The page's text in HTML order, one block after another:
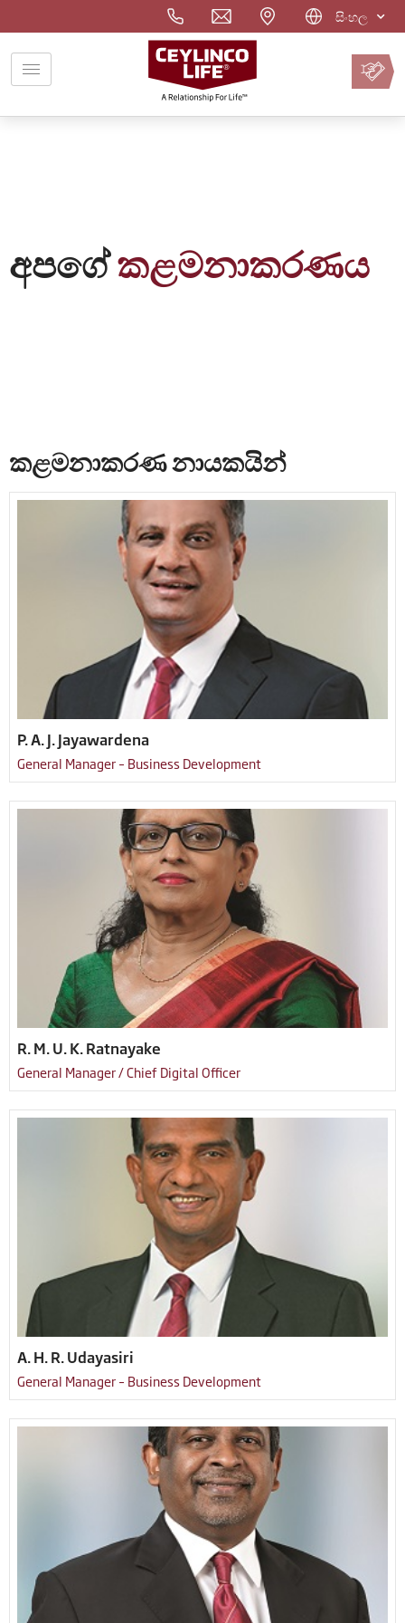
සිංහල
වාරිකය
ඔන්ලයින්
ගෙවන්න
අපගේකළමනාකරණය
කළමනාකරණ නායකයින්
P. A. J. Jayawardena
General Manager – Business Development
R. M. U. K. Ratnayake
General Manager / Chief Digital Officer
A. H. R. Udayasiri
General Manager – Business Development